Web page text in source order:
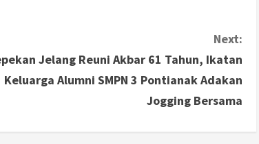
Next:
Jelang Reuni Akbar 61 Tahun, Ikatan
Keluarga Alumni SMPN 3 Pontianak Adakan
Jogging Bersama